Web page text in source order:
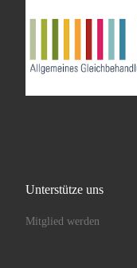
Unterstütze uns
Mitglied werden